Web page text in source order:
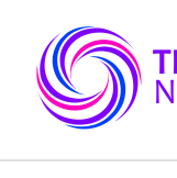
content